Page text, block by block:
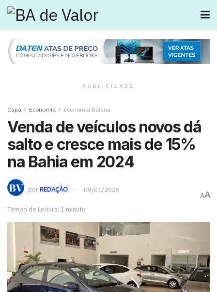
PUBLICIDADE
Capa Economia Economia Baiana
Venda de veículos novos dá
salto e cresce mais de 15%
na Bahia em 2024
porREDAÇÃO 09/01/2025
Tempo de Leitura: 1 minuto
AA